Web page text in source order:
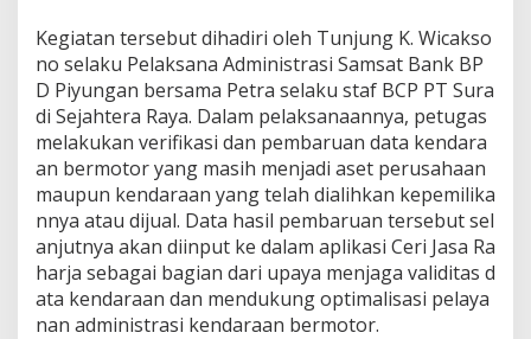
Kegiatan tersebut dihadiri oleh Tunjung K. Wicakso
no selaku Pelaksana Administrasi Samsat Bank BP
D Piyungan bersama Petra selaku staf BCP PT Sura
di Sejahtera Raya. Dalam pelaksanaannya, petugas
melakukan verifikasi dan pembaruan data kendara
an bermotor yang masih menjadi aset perusahaan
maupun kendaraan yang telah dialihkan kepemilika
nnya atau dijual. Data hasil pembaruan tersebut sel
anjutnya akan diinput ke dalam aplikasi Ceri Jasa Ra
harja sebagai bagian dari upaya menjaga validitas d
ata kendaraan dan mendukung optimalisasi pelaya
nan administrasi kendaraan bermotor.